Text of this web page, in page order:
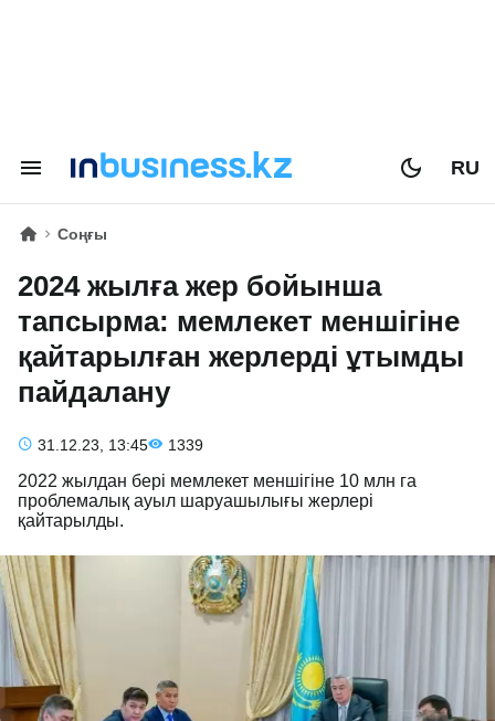
RU
Соңғы
2024 жылға жер бойынша
тапсырма: мемлекет меншігіне
қайтарылған жерлерді ұтымды
пайдалану
31.12.23, 13:45 1339
2022 жылдан бері мемлекет меншігіне 10 млн га
проблемалық ауыл шаруашылығы жерлері
қайтарылды.